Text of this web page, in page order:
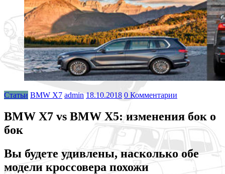
Статьи BMW X7 admin 18.10.2018 0 Комментарии
BMW X7 vs BMW X5: изменения бок о
бок
Вы будете удивлены, насколько обе
модели кроссовера похожи